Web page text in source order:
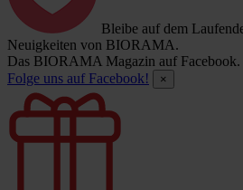
Bleibe auf dem
Neuigkeiten von BIORAMA.
Das BIORAMA Magazin auf Facebook.
Folge uns auf Facebook!
×